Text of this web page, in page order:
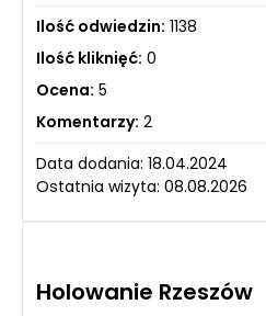
Ilość odwiedzin: 1138
Ilość kliknięć: 0
Ocena: 5
Komentarzy: 2
Data dodania: 18.04.2024
Ostatnia wizyta: 08.08.2026
Holowanie Rzeszów